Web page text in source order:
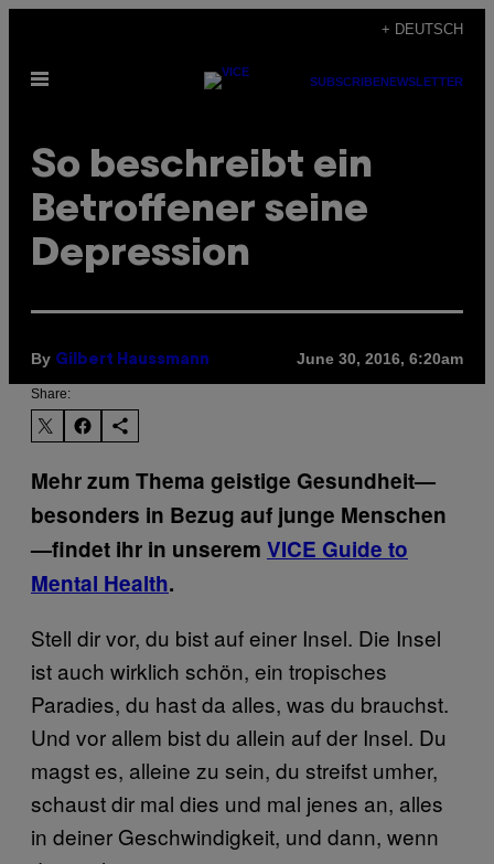
content
+ DEUTSCH
Open
SUBSCRIBENEWSLETTER
So beschreibt ein
Betroffener seine
Depression
By Gilbert Haussmann June 30, 2016, 6:20am
Share:
Mehr zum Thema geistige Gesundheit—
besonders in Bezug auf junge Menschen
—findet ihr in unserem VICE Guide to
Mental Health.
Stell dir vor, du bist auf einer Insel. Die Insel
ist auch wirklich schön, ein tropisches
Paradies, du hast da alles, was du brauchst.
Und vor allem bist du allein auf der Insel. Du
magst es, alleine zu sein, du streifst umher,
schaust dir mal dies und mal jenes an, alles
in deiner Geschwindigkeit, und dann, wenn